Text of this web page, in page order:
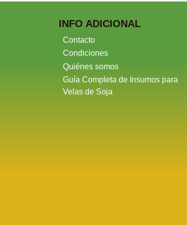
INFO ADICIONAL
Contacto
Condiciones
Quiénes somos
Guía Completa de Insumos para
Velas de Soja